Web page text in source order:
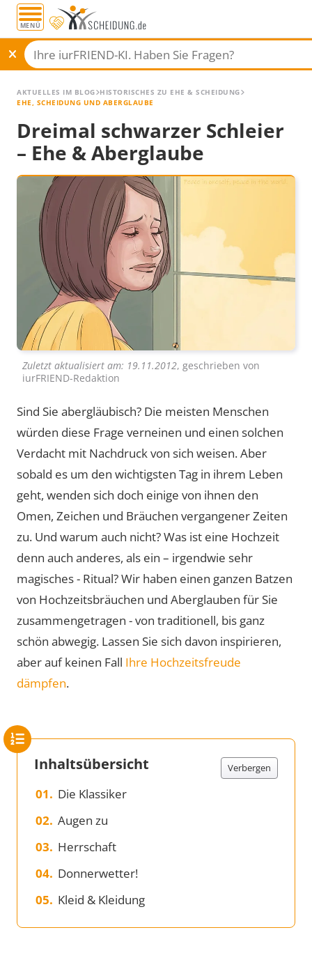
MENÜ
AKTUELLES IM BLOG HISTORISCHES ZU EHE & SCHEIDUNG
EHE, SCHEIDUNG UND ABERGLAUBE
Dreimal schwarzer Schleier
– Ehe & Aberglaube
Zuletzt aktualisiert am: 19.11.2012, geschrieben von
iurFRIEND-Redaktion
Sind Sie abergläubisch? Die meisten Menschen
würden diese Frage verneinen und einen solchen
Verdacht mit Nachdruck von sich weisen. Aber
sobald es um den wichtigsten Tag in ihrem Leben
geht, wenden sich doch einige von ihnen den
Omen, Zeichen und Bräuchen vergangener Zeiten
zu. Und warum auch nicht? Was ist eine Hochzeit
denn auch anderes, als ein – irgendwie sehr
magisches - Ritual? Wir haben einen ganzen Batzen
von Hochzeitsbräuchen und Aberglauben für Sie
zusammengetragen - von traditionell, bis ganz
schön abwegig. Lassen Sie sich davon inspirieren,
aber auf keinen Fall Ihre Hochzeitsfreude
dämpfen.
Inhaltsübersicht Verbergen
Die Klassiker
Augen zu
Herrschaft
Donnerwetter!
Kleid & Kleidung